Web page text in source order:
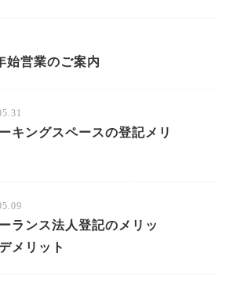
始営業のご案内
キングスペースの登記メリ
ランス法人登記のメリッ
メリット